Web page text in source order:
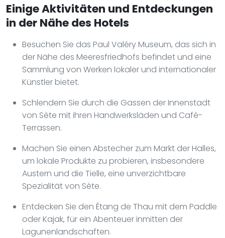
Einige Aktivitäten und Entdeckungen
in der Nähe des Hotels
Besuchen Sie das Paul Valéry Museum, das sich in
der Nähe des Meeresfriedhofs befindet und eine
Sammlung von Werken lokaler und internationaler
Künstler bietet.
Schlendern Sie durch die Gassen der Innenstadt
von Sète mit ihren Handwerksläden und Café-
Terrassen.
Machen Sie einen Abstecher zum Markt der Halles,
um lokale Produkte zu probieren, insbesondere
Austern und die Tielle, eine unverzichtbare
Spezialität von Sète.
Entdecken Sie den Étang de Thau mit dem Paddle
oder Kajak, für ein Abenteuer inmitten der
Lagunenlandschaften.